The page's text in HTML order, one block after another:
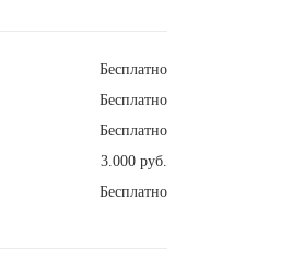
Бесплатно
Бесплатно
Бесплатно
3.000 руб.
Бесплатно